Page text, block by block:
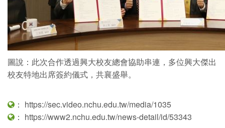
圖說：此次合作透過興大校友總會協助串連，多位興大傑出
校友特地出席簽約儀式，共襄盛舉。
： https://sec.video.nchu.edu.tw/media/1035
： https://www2.nchu.edu.tw/news-detail/id/53343